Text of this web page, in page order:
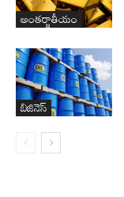
అంతర్జాతీయం
బిజినెస్‌